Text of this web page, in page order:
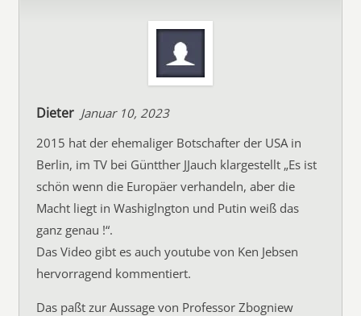
Dieter Januar 10, 2023
2015 hat der ehemaliger Botschafter der USA in
Berlin, im TV bei Güntther JJauch klargestellt „Es ist
schön wenn die Europäer verhandeln, aber die
Macht liegt in Washiglngton und Putin weiß das
ganz genau !“.
Das Video gibt es auch youtube von Ken Jebsen
hervorragend kommentiert.
Das paßt zur Aussage von Professor Zbogniew